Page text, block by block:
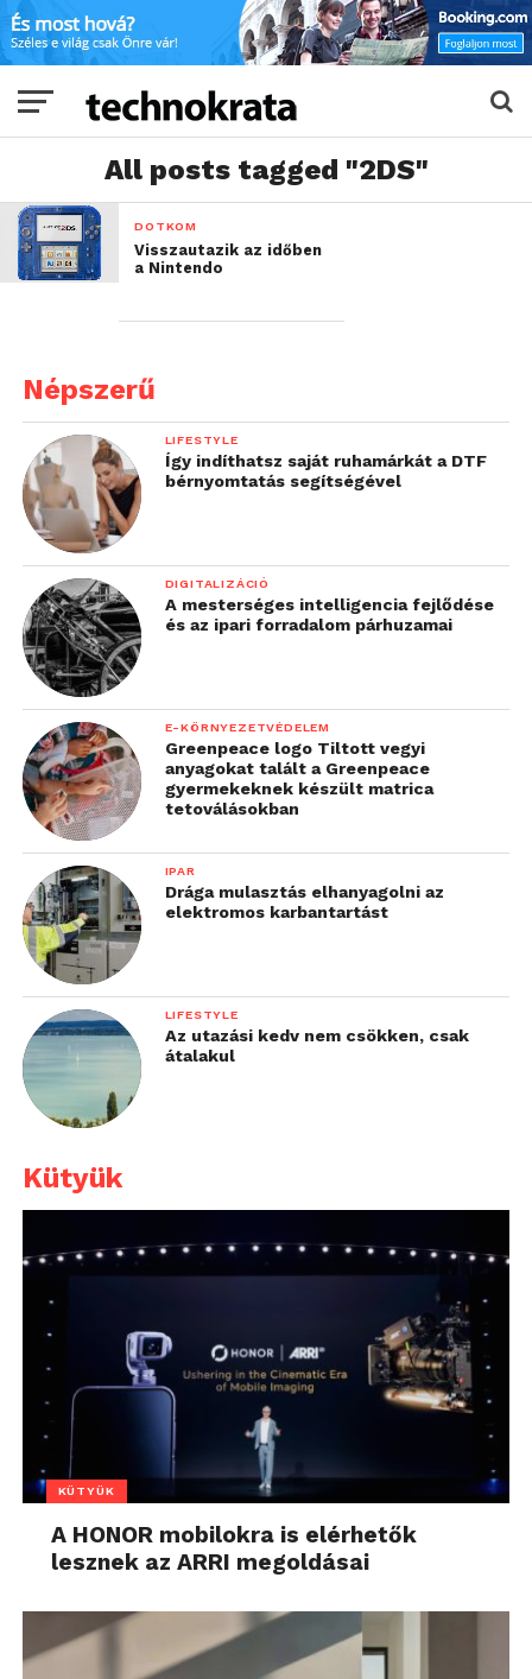
All posts tagged "2DS"
DOTKOM
Visszautazik az időben
a Nintendo
Népszerű
LIFESTYLE
Így indíthatsz saját ruhamárkát a DTF
bérnyomtatás segítségével
DIGITALIZÁCIÓ
A mesterséges intelligencia fejlődése
és az ipari forradalom párhuzamai
E-KÖRNYEZETVÉDELEM
Greenpeace logo Tiltott vegyi
anyagokat talált a Greenpeace
gyermekeknek készült matrica
tetoválásokban
IPAR
Drága mulasztás elhanyagolni az
elektromos karbantartást
LIFESTYLE
Az utazási kedv nem csökken, csak
átalakul
Kütyük
KÜTYÜK
A HONOR mobilokra is elérhetők
lesznek az ARRI megoldásai